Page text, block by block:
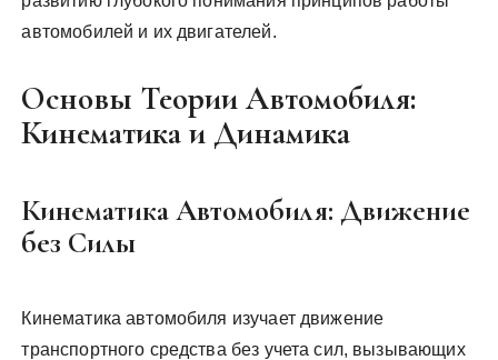
автомобилей и их двигателей.
Основы Теории Автомобиля:
Кинематика и Динамика
Кинематика Автомобиля: Движение
без Силы
Кинематика автомобиля изучает движение
транспортного средства без учета сил, вызывающих